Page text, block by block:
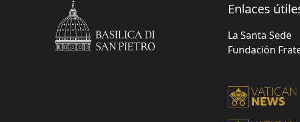
Enlaces
La Santa Sede
Fundación